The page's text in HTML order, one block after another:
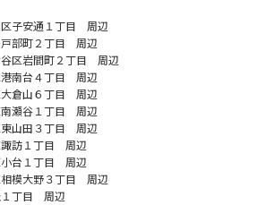
区子安通１丁目 周辺
戸部町２丁目 周辺
谷区岩間町２丁目 周辺
港南台４丁目 周辺
大倉山６丁目 周辺
南瀬谷１丁目 周辺
東山田３丁目 周辺
諏訪１丁目 周辺
小台１丁目 周辺
相模大野３丁目 周辺
１丁目 周辺